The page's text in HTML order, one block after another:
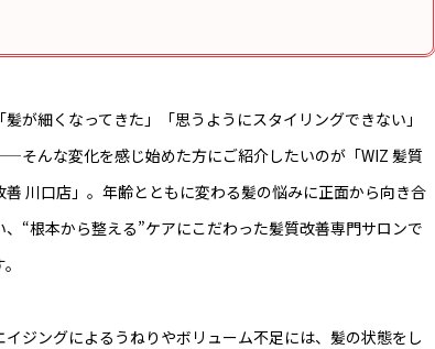
「髪が細くなってきた」「思うようにスタイリングできない」
そんな変化を感じ始めた方にご紹介したいのが「WIZ 髪質
善 川口店」。年齢とともに変わる髪の悩みに正面から向き合
、“根本から整える”ケアにこだわった髪質改善専門サロンで
イジングによるうねりやボリューム不足には、髪の状態をし